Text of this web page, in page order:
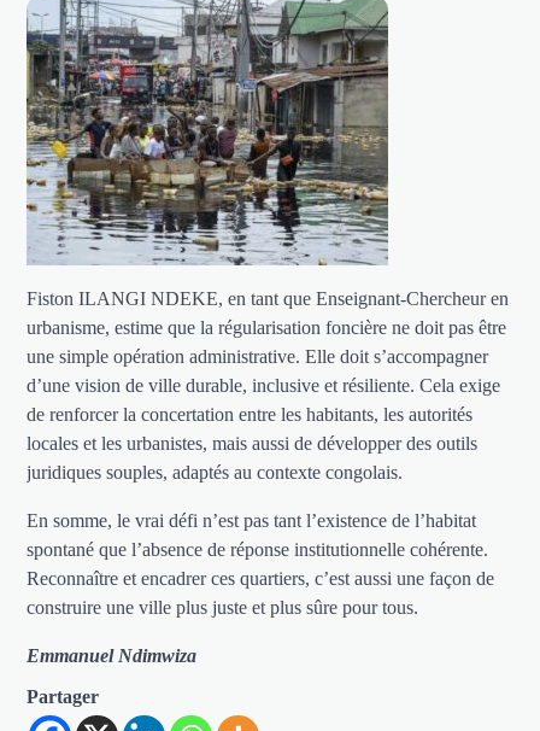
Fiston ILANGI NDEKE, en tant que Enseignant-Chercheur en
urbanisme, estime que la régularisation foncière ne doit pas être
une simple opération administrative. Elle doit s’accompagner
d’une vision de ville durable, inclusive et résiliente. Cela exige
de renforcer la concertation entre les habitants, les autorités
locales et les urbanistes, mais aussi de développer des outils
juridiques souples, adaptés au contexte congolais.
En somme, le vrai défi n’est pas tant l’existence de l’habitat
spontané que l’absence de réponse institutionnelle cohérente.
Reconnaître et encadrer ces quartiers, c’est aussi une façon de
construire une ville plus juste et plus sûre pour tous.
Emmanuel Ndimwiza
Partager